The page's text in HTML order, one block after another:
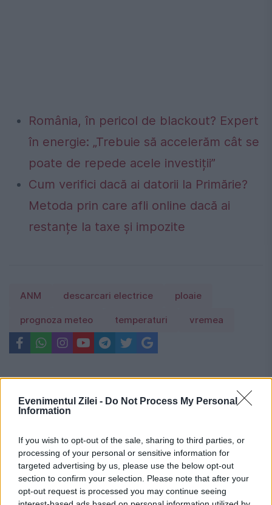
Evenimentul Zilei - Do Not Process My Personal
Information
If you wish to opt-out of the sale, sharing to third parties, or
processing of your personal or sensitive information for
targeted advertising by us, please use the below opt-out
section to confirm your selection. Please note that after your
opt-out request is processed you may continue seeing
România, în pericol de blackout? Expert
în energie: „Trebuie să accelerăm cât se
poate de repede acele investiții”
Cum verifici dacă ai datorii la Primărie?
Metoda prin care afli online dacă ai
restanțe la taxe și impozite
ANM descarcari electrice ploaie
prognoza meteo temperaturi vremea